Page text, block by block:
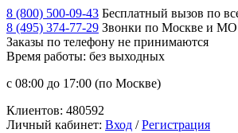
8 (800) 500-09-43 Бесплатный вызов по
8 (495) 374-77-29 Звонки по Москве и МО
Заказы по телефону не принимаются
Время работы: без выходных
с 08:00 до 17:00 (по Москве)
Клиентов: 480592
Личный кабинет: Вход /Регистрация